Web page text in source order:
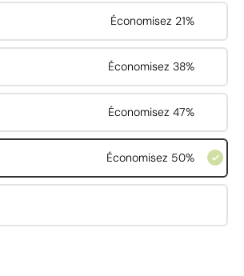
Économisez 21%
Économisez 38%
Économisez 47%
Économisez 50%